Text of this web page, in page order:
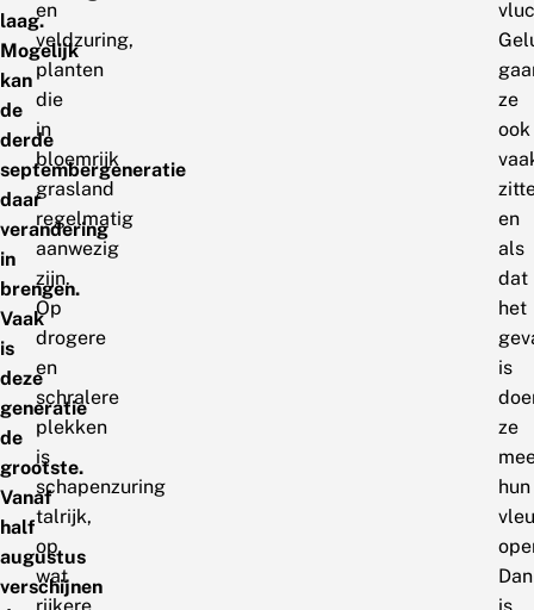
laag.
Mogelijk
kan
de
derde
septembergeneratie
daar
verandering
in
brengen.
Vaak
is
deze
generatie
de
grootste.
Vanaf
half
augustus
verschijnen
en
veldzuring,
planten
die
in
bloemrijk
grasland
regelmatig
aanwezig
zijn.
Op
drogere
en
schralere
plekken
is
schapenzuring
talrijk,
op
wat
ze
ook
en
als
dat
het
is
ze
hun
Dan